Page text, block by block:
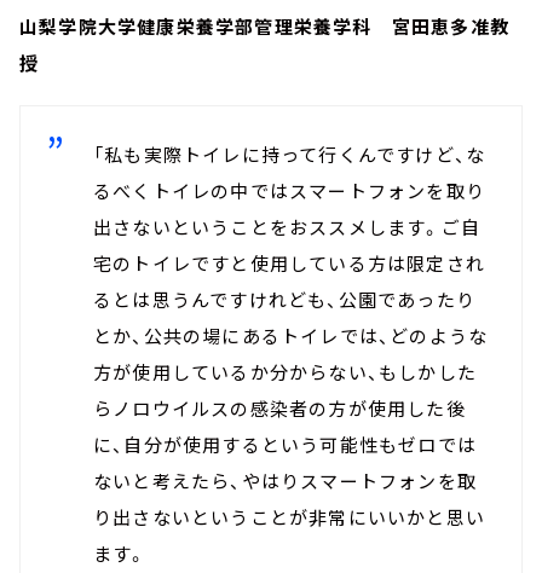
山梨学院大学健康栄養学部管理栄養学科 宮田恵多准教
授
「私も実際トイレに持って行くんですけど、な
るべくトイレの中ではスマートフォンを取り
出さないということをおススメします。ご自
宅のトイレですと使用している方は限定され
るとは思うんですけれども、公園であったり
とか、公共の場にあるトイレでは、どのような
方が使用しているか分からない、もしかした
らノロウイルスの感染者の方が使用した後
に、自分が使用するという可能性もゼロでは
ないと考えたら、やはりスマートフォンを取
り出さないということが非常にいいかと思い
ます。